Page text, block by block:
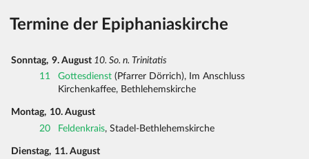
Termine der Epiphaniaskirche
Sonntag, 9. August 10. So. n. Trinitatis
11
Gottesdienst (Pfarrer Dörrich), Im Anschluss
Kirchenkaffee, Bethlehemskirche
Montag, 10. August
20
Feldenkrais, Stadel-Bethlehemskirche
Dienstag, 11. August